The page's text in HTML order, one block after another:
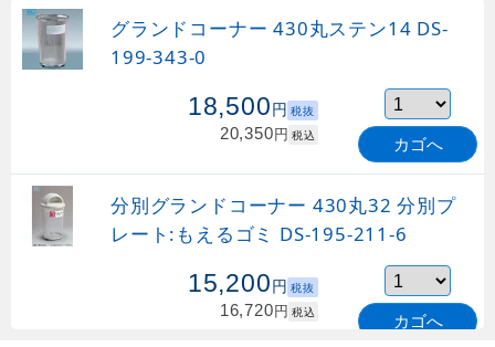
グランドコーナー 430丸ステン14 DS-
199-343-0
18,500円 税抜
20,350円 税込 カゴへ
分別グランドコーナー 430丸32 分別プ
レート:もえるゴミ DS-195-211-6
15,200円 税抜
16,720円 税込 カゴへ